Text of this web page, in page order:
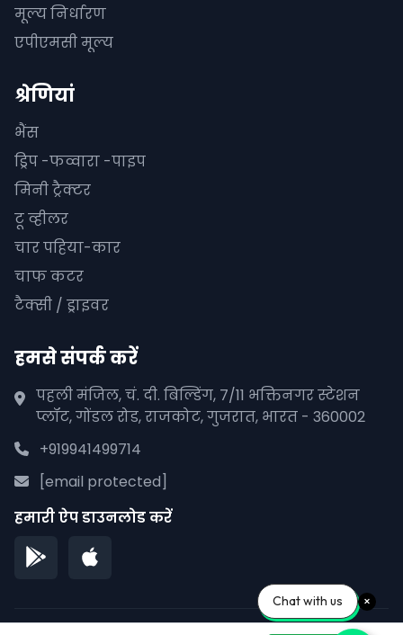
मूल्य निर्धारण
एपीएमसी मूल्य
श्रेणियां
भैंस
ड्रिप -फव्वारा -पाइप
मिनी ट्रैक्टर
टू व्हीलर
चार पहिया-कार
चाफ कटर
टैक्सी / ड्राइवर
हमसे संपर्क करें
पहली मंजिल, चं. दी. बिल्डिंग, 7/11 भक्तिनगर स्टेशन
प्लॉट, गोंडल रोड, राजकोट, गुजरात, भारत - 360002
+919941499714
[email protected]
हमारी ऐप डाउनलोड करें
Chat with us